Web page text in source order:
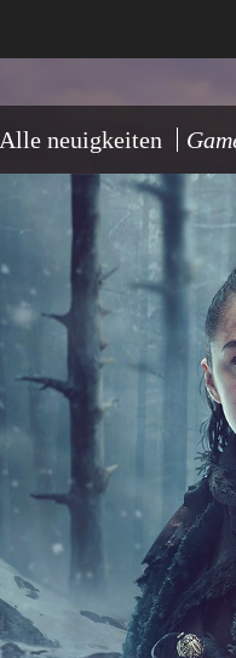
Alle neuigkeiten